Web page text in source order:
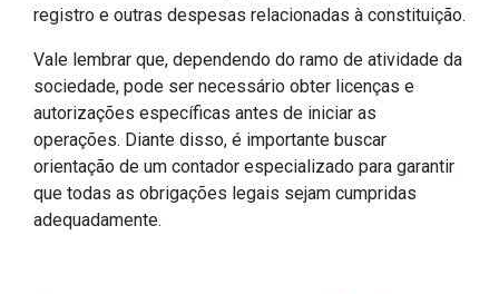
registro e outras despesas relacionadas à constituição.
Vale lembrar que, dependendo do ramo de atividade da
sociedade, pode ser necessário obter licenças e
autorizações específicas antes de iniciar as
operações. Diante disso, é importante buscar
orientação de um contador especializado para garantir
que todas as obrigações legais sejam cumpridas
adequadamente.